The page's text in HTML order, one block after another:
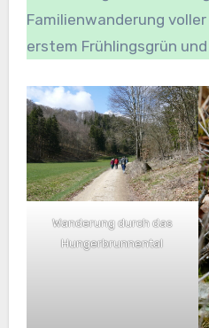
Familienwanderung
erstem Frühlingsgrün
Wanderung durch das
Hungerbrunnental